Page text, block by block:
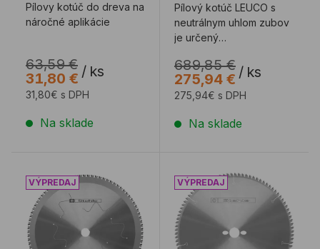
Pílovy kotúč do dreva na
náročné aplikácie
63,59 €
31,80 € / ks
31,80€ s DPH
Na sklade
Pílový kotúč LEUCO s
neutrálnym uhlom zubov
je určený
pokosové a stolové píly
na hl ...
689,85 €
275,94 € / ks
275,94€ s DPH
Na sklade
Pílový kotúč STEHLE MEGASTEEL na oceľ a nerez
Pílový kotúč STEHLE G7